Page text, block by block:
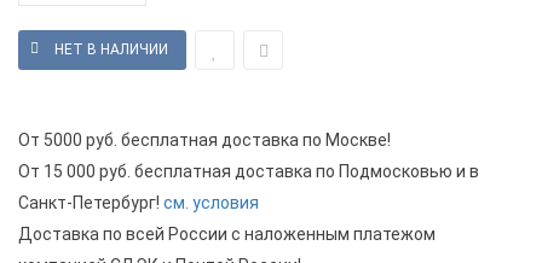
От 5000 руб. бесплатная доставка по Москве!
От 15 000 руб. бесплатная доставка по Подмосковью и в
Санкт-Петербург! см. условия
Доставка по всей России с наложенным платежом